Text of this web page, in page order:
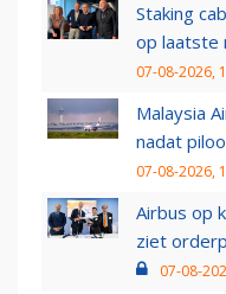
Staking
op laatste
07-08-2026,
Malaysia
nadat
07-08-2026,
Airbus op
ziet
07-08-